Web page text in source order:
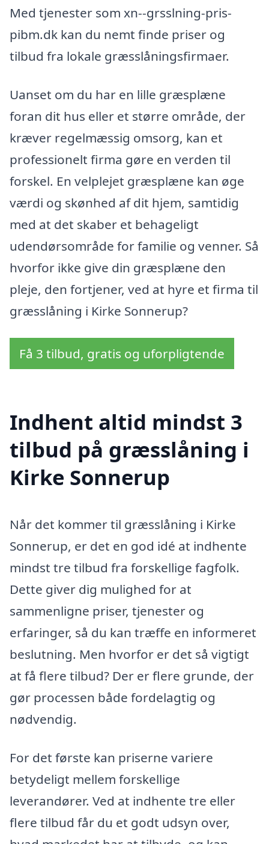
Med tjenester som xn--grsslning-pris-
pibm.dk kan du nemt finde priser og
tilbud fra lokale græsslåningsfirmaer.
Uanset om du har en lille græsplæne
foran dit hus eller et større område, der
kræver regelmæssig omsorg, kan et
professionelt firma gøre en verden til
forskel. En velplejet græsplæne kan øge
værdi og skønhed af dit hjem, samtidig
med at det skaber et behageligt
udendørsområde for familie og venner. Så
hvorfor ikke give din græsplæne den
pleje, den fortjener, ved at hyre et firma til
græsslåning i Kirke Sonnerup?
Få 3 tilbud, gratis og uforpligtende
Indhent altid mindst 3
tilbud på græsslåning i
Kirke Sonnerup
Når det kommer til græsslåning i Kirke
Sonnerup, er det en god idé at indhente
mindst tre tilbud fra forskellige fagfolk.
Dette giver dig mulighed for at
sammenligne priser, tjenester og
erfaringer, så du kan træffe en informeret
beslutning. Men hvorfor er det så vigtigt
at få flere tilbud? Der er flere grunde, der
gør processen både fordelagtig og
nødvendig.
For det første kan priserne variere
betydeligt mellem forskellige
leverandører. Ved at indhente tre eller
flere tilbud får du et godt udsyn over,